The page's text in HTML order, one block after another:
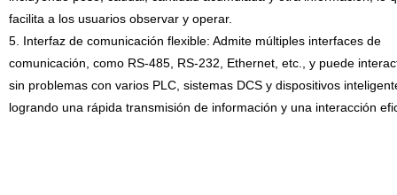
facilita a los usuarios observar y operar.
5. Interfaz de comunicación flexible: Admite múltiples interfaces de
comunicación, como RS-485, RS-232, Ethernet, etc., y puede
sin problemas con varios PLC, sistemas DCS y dispositivos
logrando una rápida transmisión de información y una interacción